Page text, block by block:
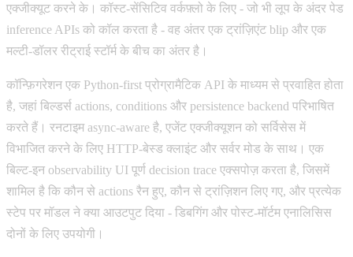
एक्जीक्यूट करने के। कॉस्ट-सेंसिटिव वर्कफ़्लो के लिए - जो भी लूप के अंदर पेड
inference APIs को कॉल करता है - वह अंतर एक ट्रांज़िएंट blip और एक
मल्टी-डॉलर रीट्राई स्टॉर्म के बीच का अंतर है।
कॉन्फ़िगरेशन एक Python-first प्रोग्रामैटिक API के माध्यम से प्रवाहित होता
है, जहां बिल्डर्स actions, conditions और persistence backend परिभाषित
करते हैं। रनटाइम async-aware है, एजेंट एक्जीक्यूशन को सर्विसेस में
विभाजित करने के लिए HTTP-बेस्ड क्लाइंट और सर्वर मोड के साथ। एक
बिल्ट-इन observability UI पूर्ण decision trace एक्सपोज़ करता है, जिसमें
शामिल है कि कौन से actions रैन हुए, कौन से ट्रांज़िशन लिए गए, और प्रत्येक
स्टेप पर मॉडल ने क्या आउटपुट दिया - डिबगिंग और पोस्ट-मॉर्टम एनालिसिस
दोनों के लिए उपयोगी।